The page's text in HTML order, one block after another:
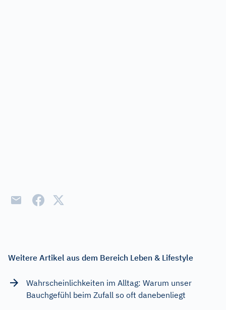
Weitere Artikel aus dem Bereich Leben & Lifestyle
Wahrscheinlichkeiten im Alltag: Warum unser
Bauchgefühl beim Zufall so oft danebenliegt